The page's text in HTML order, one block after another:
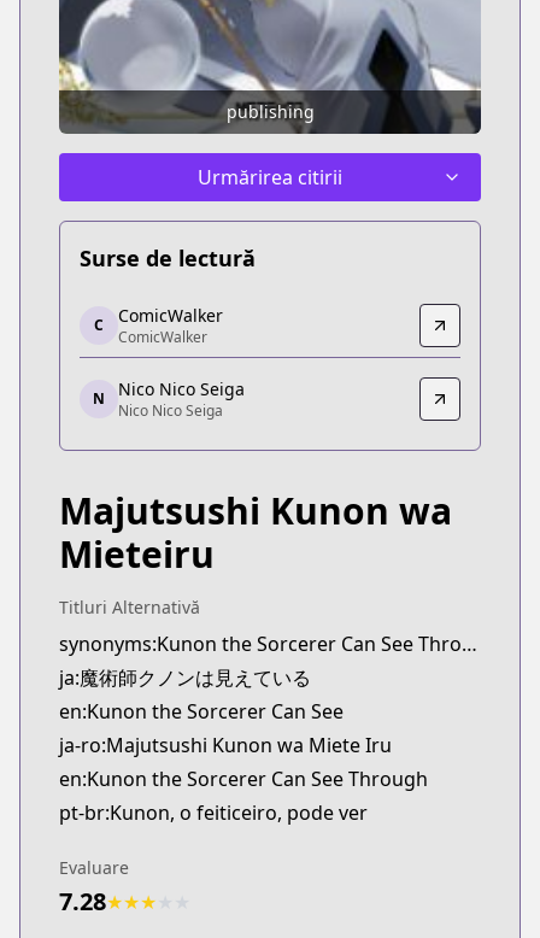
publishing
Urmărirea citirii
Surse de lectură
ComicWalker
ComicWalker
https://comic-walker.com/contents/detail/
Nico Nico Seiga
Nico Nico Seiga
https://seiga.nicovideo.jp/comic/58094
C ComicWalker
ComicWalker
N Nico Nico Seiga
Nico Nico Seiga
Majutsushi Kunon wa
Mieteiru
Titluri Alternativă
synonyms:Kunon the Sorcerer Can See Through
ja:魔術師クノンは見えている
en:Kunon the Sorcerer Can See
ja-ro:Majutsushi Kunon wa Miete Iru
en:Kunon the Sorcerer Can See Through
pt-br:Kunon, o feiticeiro, pode ver
Evaluare
7.28★★★